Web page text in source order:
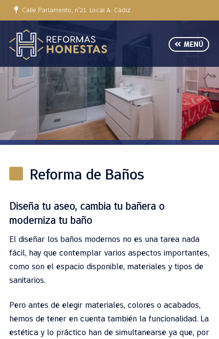
Calle Parlamento, nº21. Local A. Cádiz
MENÚ
Reforma de Baños
Diseña tu aseo, cambia tu bañera o
moderniza tu baño
El diseñar los baños modernos no es una tarea nada
fácil, hay que contemplar varios aspectos importantes,
como son el espacio disponible, materiales y tipos de
sanitarios.
Pero antes de elegir materiales, colores o acabados,
hemos de tener en cuenta también la funcionalidad. La
estética y lo práctico han de simultanearse ya que, por